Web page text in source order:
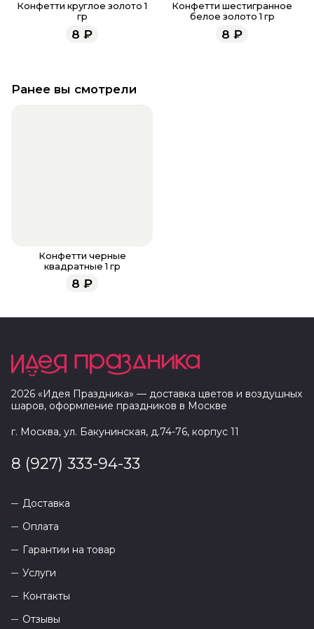
Конфетти круглое золото 1
гр
8 ₽
Конфетти шестигранное
белое золото 1 гр
8 ₽
Ранее вы смотрели
Конфетти черные
квадратные 1 гр
8 ₽
2026 « Идея Праздника» — доставка цветов и воздушных
шаров, оформление праздников в Москве
г. Москва, ул. Бакунинская, д.74-76, корпус 11
8 (927) 333-94-33
Доставка
Оплата
Гарантии на товар
Услуги
Контакты
Отзывы